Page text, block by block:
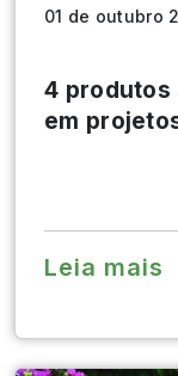
01 de outubro
4 produtos
em
Leia mais